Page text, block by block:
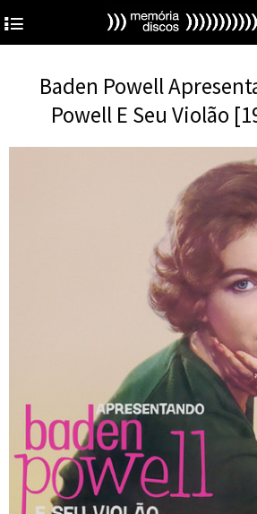
4
Baden Powell
Powell E Seu Violão